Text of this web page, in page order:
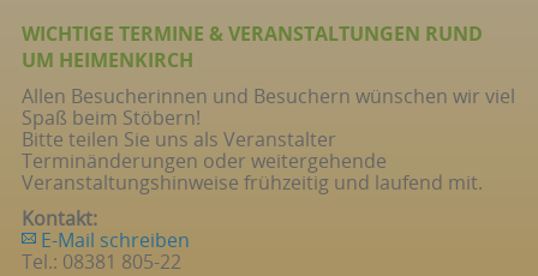
WICHTIGE TERMINE & VERANSTALTUNGEN RUND
UM HEIMENKIRCH
Allen Besucherinnen und Besuchern wünschen wir viel
Spaß beim Stöbern!
Bitte teilen Sie uns als Veranstalter
Terminänderungen oder weitergehende
Veranstaltungshinweise frühzeitig und laufend mit.
Kontakt:
E-Mail schreiben
Tel.: 08381 805-22